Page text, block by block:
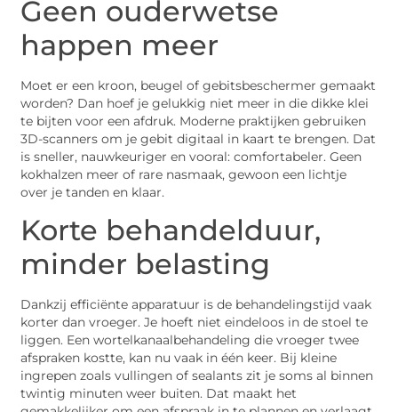
Geen ouderwetse
happen meer
Moet er een kroon, beugel of gebitsbeschermer gemaakt
worden? Dan hoef je gelukkig niet meer in die dikke klei
te bijten voor een afdruk. Moderne praktijken gebruiken
3D-scanners om je gebit digitaal in kaart te brengen. Dat
is sneller, nauwkeuriger en vooral: comfortabeler. Geen
kokhalzen meer of rare nasmaak, gewoon een lichtje
over je tanden en klaar.
Korte behandelduur,
minder belasting
Dankzij efficiënte apparatuur is de behandelingstijd vaak
korter dan vroeger. Je hoeft niet eindeloos in de stoel te
liggen. Een wortelkanaalbehandeling die vroeger twee
afspraken kostte, kan nu vaak in één keer. Bij kleine
ingrepen zoals vullingen of sealants zit je soms al binnen
twintig minuten weer buiten. Dat maakt het